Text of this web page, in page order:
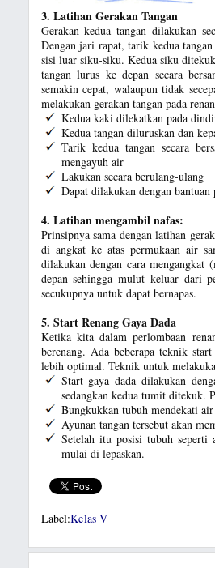
3. Latihan Gerakan Tangan
Gerakan kedua tangan dilakukan
Dengan jari rapat, tarik kedua
sisi luar siku-siku. Kedua siku
tangan lurus ke depan secara
semakin cepat, walaupun tidak
melakukan gerakan tangan pada
Kedua kaki dilekatkan pada
Kedua tangan diluruskan dan
Tarik kedua tangan secara
mengayuh air
Lakukan secara berulang-ulang
Dapat dilakukan dengan bantuan
4. Latihan mengambil nafas:
Prinsipnya sama dengan latihan
di angkat ke atas permukaan air
dilakukan dengan cara mengangkat
depan sehingga mulut keluar dari
secukupnya untuk dapat bernapas.
5. Start Renang Gaya Dada
Ketika kita dalam perlombaan
berenang. Ada beberapa teknik
lebih optimal. Teknik untuk
Start gaya dada dilakukan
sedangkan kedua tumit ditekuk.
Bungkukkan tubuh mendekati
Ayunan tangan tersebut akan
Setelah itu posisi tubuh
mulai di lepaskan.
Label:Kelas V